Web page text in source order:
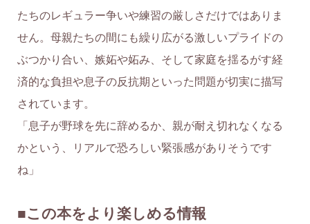
たちのレギュラー争いや練習の厳しさだけではありま
せん。母親たちの間にも繰り広がる激しいプライドの
ぶつかり合い、嫉妬や妬み、そして家庭を揺るがす経
済的な負担や息子の反抗期といった問題が切実に描写
されています。
「息子が野球を先に辞めるか、親が耐え切れなくなる
かという、リアルで恐ろしい緊張感がありそうです
ね」
■この本をより楽しめる情報